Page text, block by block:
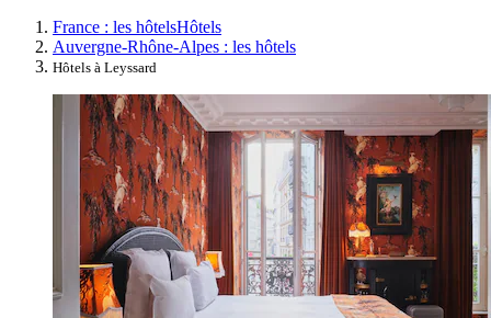
France : les hôtelsHôtels
Auvergne-Rhône-Alpes : les hôtels
Hôtels à Leyssard